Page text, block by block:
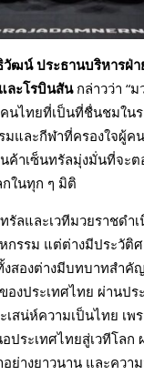
วัฒน์ ประธานบริหารฝ่
ละโรบินสันกล่าวว่า “
นไทยที่เป็นที่ชื่นชมใน
และกีฬาที่ครองใจผู้ค
ค้าเซ็นทรัลมุ่งมั่นที่จะ
ในทุก ๆ มิติ
รัลและเวทีมวยราชดำ
กรรม แต่ต่างมีประวัติ
งสองต่างมีบทบาทสำคั
องประเทศไทย ผ่านป
สน่ห์ความเป็นไทย เพ
ประเทศไทยสู่เวทีโลก
ย่างยาวนาน และควา